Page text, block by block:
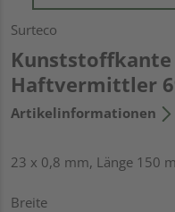
Surteco
Kunststoffkante
Haftvermittler
Artikelinformationen
23 x 0,8 mm, Länge 150 m
Breite